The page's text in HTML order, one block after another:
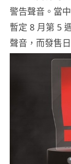
警告聲音。當
暫定 8 月第 5
聲音，而發售